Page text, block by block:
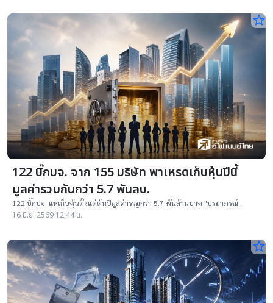
star_border
122 บิ๊กบจ. จาก 155 บริษัท พาเหรดเก็บหุ้นปีนี้
มูลค่ารวมกันกว่า 5.7 พันลบ.
122 บิ๊กบจ. แห่เก็บหุ้นตั้งแต่ต้นปีมูลค่ารวมกว่า 5.7 พันล้านบาท "ปรมาภรณ์
ปราสาททองโอสถ" จาก "BDMS" ควักเงินซื้อสูงสุดถึง 2.1 พันล้านบาท
16 มิ.ย. 2569 12:44 น.
star_border